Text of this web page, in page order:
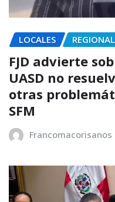
LOCALES
FJD advierte
UASD no
otras
SFM
Francomacorisanos